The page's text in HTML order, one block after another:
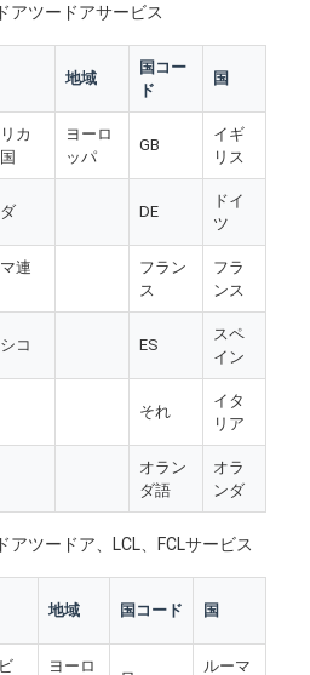
アツードアサービス
地域
国コー
ド
国
カ
ヨーロ
ッパ
GB
イギ
リス
DE
ドイ
ツ
連
フラン
ス
フラ
ンス
コ ES
スペ
イン
それ
イタ
リア
オラン
ダ語
オラ
ンダ
アツードア、LCL、FCLサービス
地域 国コード 国
ヨーロ
ルーマ